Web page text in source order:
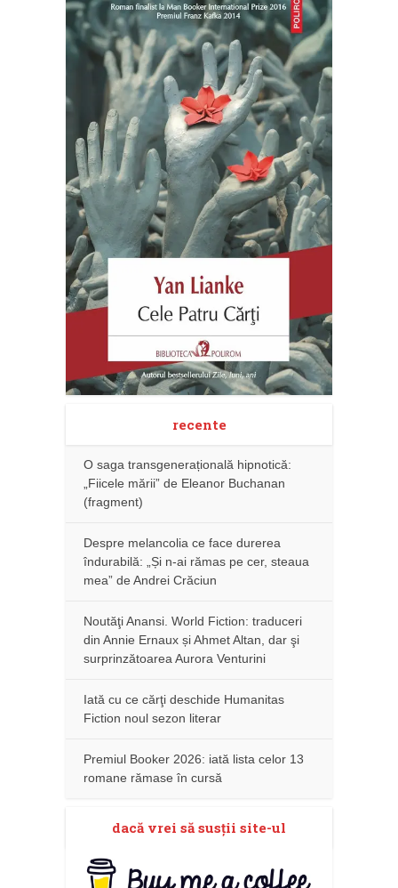
recente
O saga transgenerațională hipnotică:
„Fiicele mării” de Eleanor Buchanan
(fragment)
Despre melancolia ce face durerea
îndurabilă: „Și n-ai rămas pe cer, steaua
mea” de Andrei Crăciun
Noutăţi Anansi. World Fiction: traduceri
din Annie Ernaux și Ahmet Altan, dar şi
surprinzătoarea Aurora Venturini
Iată cu ce cărţi deschide Humanitas
Fiction noul sezon literar
Premiul Booker 2026: iată lista celor 13
romane rămase în cursă
dacă vrei să susţii site-ul